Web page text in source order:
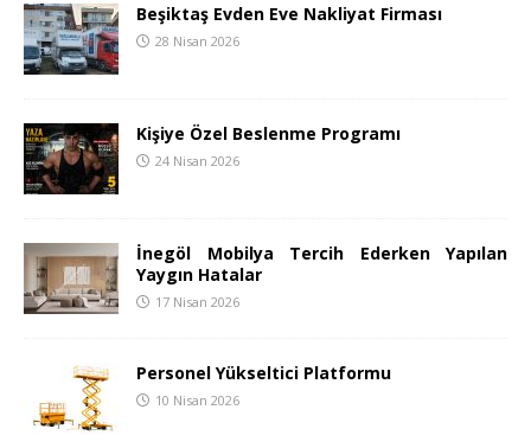
Beşiktaş Evden Eve Nakliyat Firması
28 Nisan 2026
Kişiye Özel Beslenme Programı
24 Nisan 2026
İnegöl Mobilya Tercih Ederken Yapılan
Yaygın Hatalar
17 Nisan 2026
Personel Yükseltici Platformu
10 Nisan 2026